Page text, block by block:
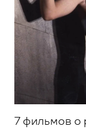
7 фильмов о